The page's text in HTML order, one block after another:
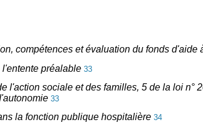
compétences et évaluation du fonds d'aide
préalable 33
l'action sociale et des familles, 5 de la loi n°
33
la fonction publique hospitalière 34